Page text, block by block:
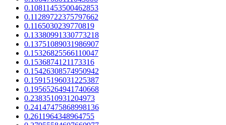
0.10811453500462853
0.11289722375797662
0.1165030239770819
0.13380991330773218
0.13751089031986907
0.15326825566110047
0.1536874121173316
0.15426308574950942
0.15915196031225387
0.19565264941740668
0.2383510931204973
0.24147475868998136
0.2611964348964755